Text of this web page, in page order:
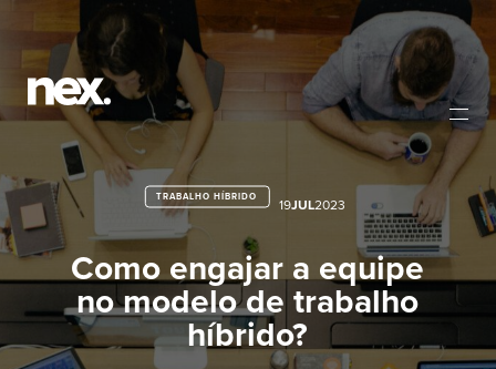
TRABALHO HÍBRIDO
19JUL2023
Como engajar a equipe
no modelo de trabalho
híbrido?